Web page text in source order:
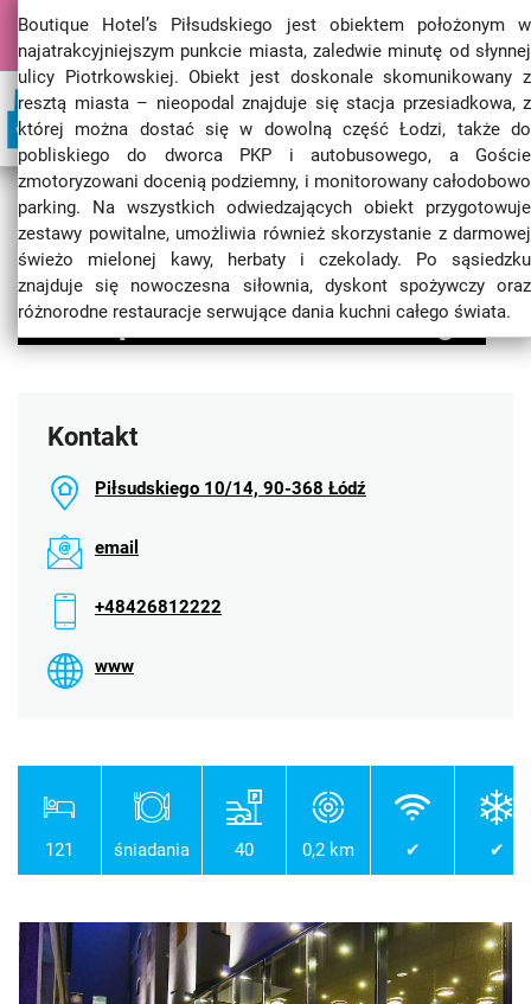
Pobierz najnowszy przewodnik "Łódź na Weekend" [PDF]
Lodz.Travel Turystyka Gdzie spać w Łodzi?
Aparthotele
Boutique Hotel's Piłsudskiego
Boutique Hotel's Piłsudskiego
Kontakt
Piłsudskiego 10/14, 90-368 Łódź
email
+48426812222
www
121 śniadania 40 0,2 km ✔ ✔
Boutique Hotel’s Piłsudskiego jest obiektem położonym w
najatrakcyjniejszym punkcie miasta, zaledwie minutę od słynnej
ulicy Piotrkowskiej. Obiekt jest doskonale skomunikowany z
resztą miasta – nieopodal znajduje się stacja przesiadkowa, z
której można dostać się w dowolną część Łodzi, także do
pobliskiego do dworca PKP i autobusowego, a Goście
zmotoryzowani docenią podziemny, i monitorowany całodobowo
parking. Na wszystkich odwiedzających obiekt przygotowuje
zestawy powitalne, umożliwia również skorzystanie z darmowej
świeżo mielonej kawy, herbaty i czekolady. Po sąsiedzku
znajduje się nowoczesna siłownia, dyskont spożywczy oraz
różnorodne restauracje serwujące dania kuchni całego świata.